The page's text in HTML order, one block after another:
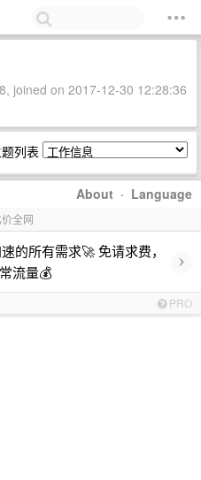
joined on 2017-12-30 12:28:36
列表
About · Language
全网
的所有需求🚀 免请求费，
流量💰
›
PRO